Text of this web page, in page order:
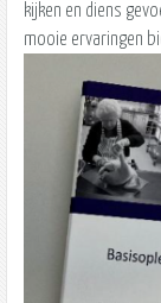
kijken en diens
mooie ervaringen